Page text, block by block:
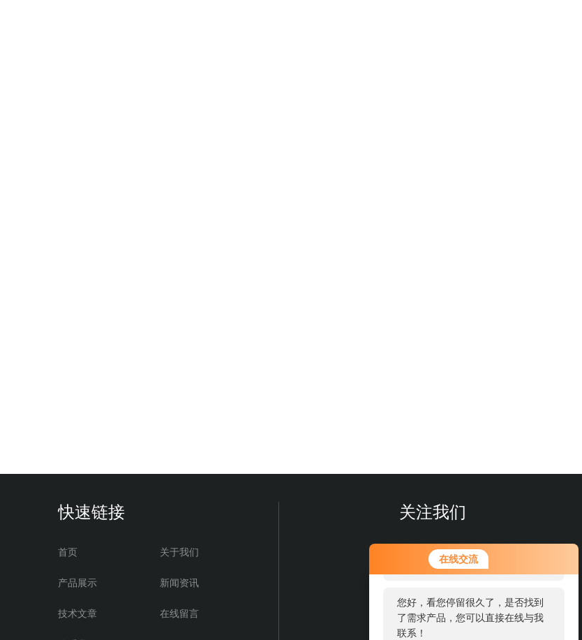
在线交流
您好！欢迎前来咨询，很高兴为您
服务，请问您要咨询什么问题呢？
您好，看您停留很久了，是否找到
了需求产品，您可以直接在线与我
联系！
快速链接
首页 关于我们
产品展示 新闻资讯
技术文章 在线留言
关注我们
欢迎您关注我们的微信公众号